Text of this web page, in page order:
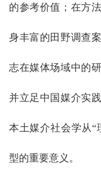
的参考价值；在方
身丰富的田野调查
志在媒体场域中的
并立足中国媒介实
本土媒介社会学从“
型的重要意义。